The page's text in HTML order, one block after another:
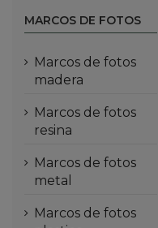
MARCOS DE FOTOS
marcos de fotos
madera
marcos de fotos
resina
marcos de fotos
metal
marcos de fotos